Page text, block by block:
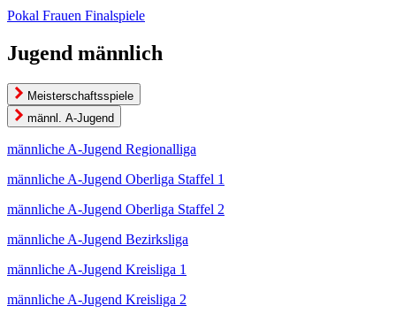
Pokal Frauen Finalspiele
Jugend männlich
Meisterschaftsspiele
männl. A-Jugend
männliche A-Jugend Regionalliga
männliche A-Jugend Oberliga Staffel 1
männliche A-Jugend Oberliga Staffel 2
männliche A-Jugend Bezirksliga
männliche A-Jugend Kreisliga 1
männliche A-Jugend Kreisliga 2